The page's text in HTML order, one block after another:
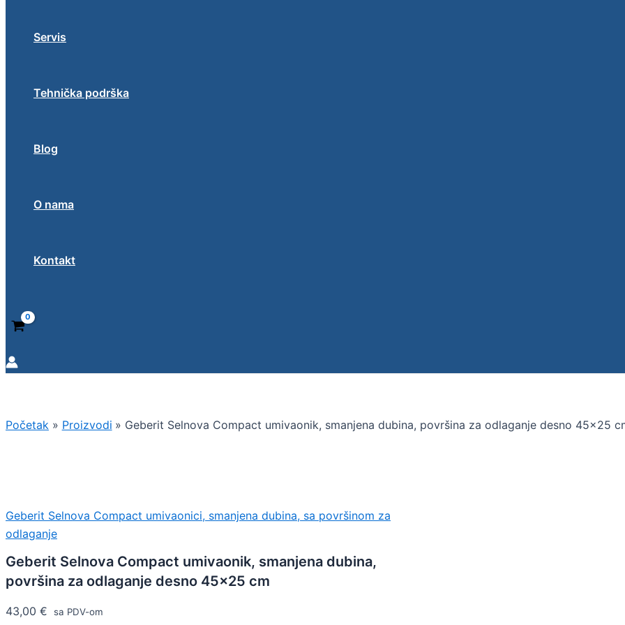
Servis
Tehnička podrška
Blog
O nama
Kontakt
Početak Proizvodi Geberit Selnova Compact umivaonik, smanjena dubina, površina za odlaganje desno 45×25
Geberit Selnova Compact umivaonici, smanjena dubina, sa površinom za
odlaganje
Geberit Selnova Compact umivaonik, smanjena dubina,
površina za odlaganje desno 45×25 cm
43,00 € sa PDV-om